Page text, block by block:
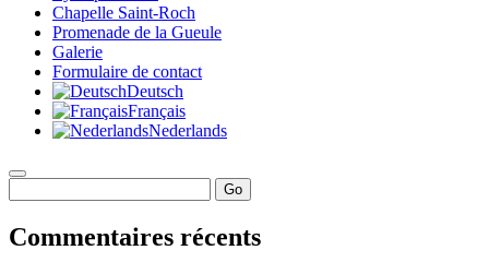
Chapelle Saint-Roch
Promenade de la Gueule
Galerie
Formulaire de contact
Deutsch
Français
Nederlands
Sidebar
open
sidebar
Commentaires récents